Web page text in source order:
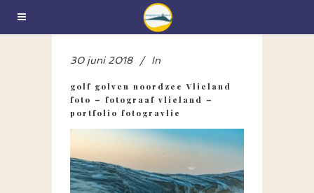
30 juni 2018 In
golf golven noordzee Vlieland
foto – fotograaf vlieland –
portfolio fotogravlie